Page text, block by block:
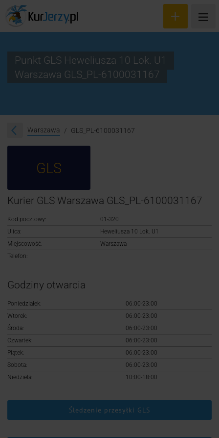
Śledzenie przesyłki
Logowanie
Punkt GLS Heweliusza 10 Lok. U1
Warszawa GLS_PL-6100031167
Warszawa GLS_PL-6100031167
GLS
Kurier GLS Warszawa GLS_PL-6100031167
Kod pocztowy:
01-320
Ulica:
Heweliusza 10 Lok. U1
Miejscowość:
Warszawa
Telefon:
Godziny otwarcia
Poniedziałek:
06:00-23:00
Wtorek:
06:00-23:00
Środa:
06:00-23:00
Czwartek:
06:00-23:00
Piątek:
06:00-23:00
Sobota:
06:00-23:00
Niedziela:
10:00-18:00
Śledzenie przesyłki GLS